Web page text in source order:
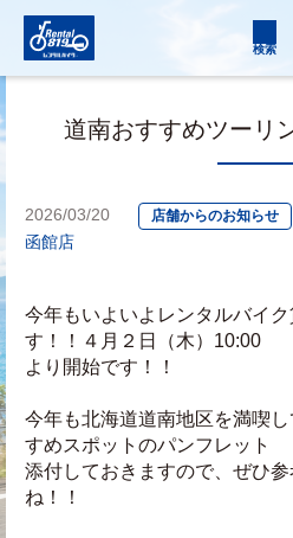
検索
道南おすすめツーリ
2026/03/20 店舗からのお知らせ
函館店
今年もいよいよレンタルバイ
す！！４月２日（木）10:00
より開始です！！
今年も北海道道南地区を満喫
すめスポットのパンフレット
添付しておきますので、ぜひ
ね！！